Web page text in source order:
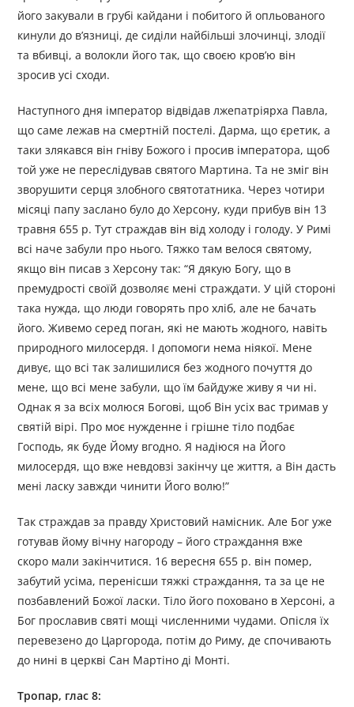
його закували в грубі кайдани і побитого й опльованого
кинули до в’язниці, де сиділи найбільші злочинці, злодії
та вбивці, а волокли його так, що своєю кров’ю він
зросив усі сходи.
Наступного дня імператор відвідав лжепатріярха Павла,
що саме лежав на смертній постелі. Дарма, що єретик, а
таки злякався він гніву Божого і просив імператора, щоб
той уже не переслідував святого Мартина. Та не зміг він
зворушити серця злобного святотатника. Через чотири
місяці папу заслано було до Херсону, куди прибув він 13
травня 655 р. Тут страждав він від холоду і голоду. У Римі
всі наче забули про нього. Тяжко там велося святому,
якщо він писав з Херсону так: “Я дякую Богу, що в
премудрості своїй дозволяє мені страждати. У цій стороні
така нужда, що люди говорять про хліб, але не бачать
його. Живемо серед поган, які не мають жодного, навіть
природного милосердя. І допомоги нема ніякої. Мене
дивує, що всі так залишилися без жодного почуття до
мене, що всі мене забули, що їм байдуже живу я чи ні.
Однак я за всіх молюся Богові, щоб Він усіх вас тримав у
святій вірі. Про моє нужденне і грішне тіло подбає
Господь, як буде Йому вгодно. Я надіюся на Його
милосердя, що вже невдовзі закінчу це життя, а Він дасть
мені ласку завжди чинити Його волю!”
Так страждав за правду Христовий намісник. Але Бог уже
готував йому вічну нагороду – його страждання вже
скоро мали закінчитися. 16 вересня 655 р. він помер,
забутий усіма, перенісши тяжкі страждання, та за це не
позбавлений Божої ласки. Тіло його поховано в Херсоні, а
Бог прославив святі мощі численними чудами. Опісля їх
перевезено до Царгорода, потім до Риму, де спочивають
до нині в церкві Сан Мартіно ді Монті.
Тропар, глас 8: